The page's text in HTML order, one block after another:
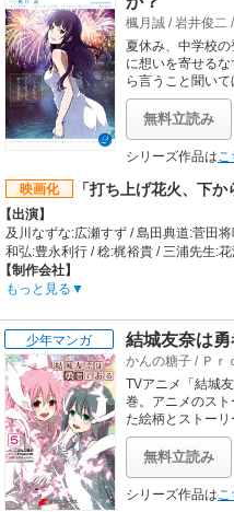
宮澤努 / アクション監修:木曽勇太 / 色
設定:平澤晃弘 / 撮影監督:榎本めぐみ /
リングディレクター:島野達也 / CGデ
口直人 / 音響監督:亀山俊樹 / 音楽:中條
【音楽】
主題歌:水樹奈々「Destiny's Prelude」
【公開日】
いは小休止を迎え、一行は美遊と士
士郎は、美遊との過去を話し始めた。
た美遊。士郎は、切嗣と暮らしてい
れから、5年。二人は本当の兄妹のよ
そんな日常は突如として終わりを告
に、美遊を“奇跡”として希求する樹
ワースの因縁が、ここに語られる。
【制作会社】
原作:ひろやまひろし・TYPE-MOON
ース刊）
監督:大沼心
脚本:井上堅二、水瀬葉月 / キャラクタ
TECHNOBOYS PULCRAFT GREEN-
ANIMATION
主題歌:ChouCho
【公開日】
2017年8月26日
楓月誠 /岩井俊二 /
夏休み、中学校
に想いを寄せる
ら言うこと聞い
道をよそに運命の
無料立読み
シリーズ作品はこ
映画化 「打ち上げ花火、下
【出演】
及川なずな:広瀬すず / 島田典道:菅田
和弘:豊永利行 / 稔:梶裕貴 / 三浦先生:
【制作会社】
シャフト
原作:岩井俊二
総監督:新房昭之 / 監督:武内宣之
脚本:大根仁 / 音楽:神前暁 / キャラクタ
/ 企画・プロデューサー:川村元気
【音楽】
主題歌:DAOKO×米津玄師「打上花火」
【公開日】
2017年8月18日
もっと見る
少年マンガ 結城友奈は
かんの糖子 / Ｐｒ
TVアニメ「結城
巻。アニメのス
た絵柄とストー
が手がける。
無料立読み
シリーズ作品はこ